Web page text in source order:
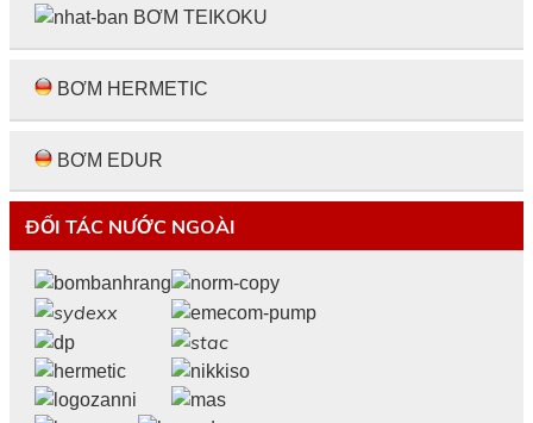
BƠM TEIKOKU
BƠM HERMETIC
BƠM EDUR
ĐỐI TÁC NƯỚC NGOÀI